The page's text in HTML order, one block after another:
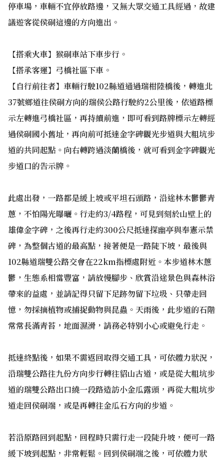
停車場，車輛不宜停放路邊，又無大眾交通工具經過，故建
議遊客從侯硐這邊的方向進出。
【搭乘火車】猴硐車站下車步行。
【搭承客運】弓橋社區下車。
【自行前往者】車輛行駛102縣道通過瑞柑陸橋後，轉進北
37號鄉道往侯硐方向的瑞侯公路行駛約2公里後，依道路標
示左轉進弓橋社區，再持續前進，即可看到路牌標示左轉經
過侯硐國小舊址，再向前可抵達金字碑觀光步道與大粗坑步
道的共同起點。向右轉跨過淡蘭橋後，就可看到金字碑觀光
步道口的告示牌。
此處出發，一路都是緩上坡或平坦石頭路，沿途林木鬱鬱青
蔥，不怕陽光曝曬。行走約3/4路程，可見到刻於山壁上的
雄偉金字碑，之後再行走約300公尺抵達探幽亭與奉憲示禁
碑，為整個古道的最高點，接著便是一路陡下坡，最後與
102縣道瑞雙公路交會在22km指標處附近。本步道林木蔥
鬱，生態系相當豐富，請放慢腳步、欣賞沿途景色與森林浴
帶來的益處，並請記得只留下足跡勿留下垃圾、只帶走回
憶，勿採摘植物或捕捉動物與昆蟲。天雨後，此步道的石階
常常長滿青苔，地面濕滑，請務必特別小心或避免行走。
抵達終點後，如果不需返回取得交通工具，可依體力狀況，
沿瑞雙公路往九份方向步行轉往貂山古道，或是從大粗坑步
道的瑞雙公路出口繞一段路造訪小金瓜露頭，再從大粗坑步
道走回侯硐端，或是再轉往金瓜石方向的步道。
若沿原路回到起點，回程時只需行走一段陡升坡，便可一路
緩下坡到起點，非常輕鬆。回到侯硐端之後，可依體力狀